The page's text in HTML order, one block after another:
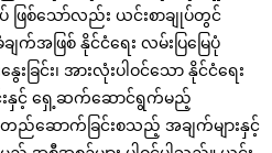
ဖြစ်သော်လည်း ယင်းစာချုပ်တွင်
က်အဖြစ် နိုင်ငံရေး လမ်းပြမြေပုံ
းခြင်း၊ အားလုံးပါဝင်သော နိုင်ငံရေး
င်းနှင့် ရှေ့ဆက်ဆောင်ရွက်မည့်
တည်ဆောက်ခြင်းစသည့် အချက်များနှင့်